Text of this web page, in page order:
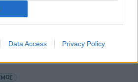
Data Access Privacy Policy
προσλήψεων στον ιδιωτικό